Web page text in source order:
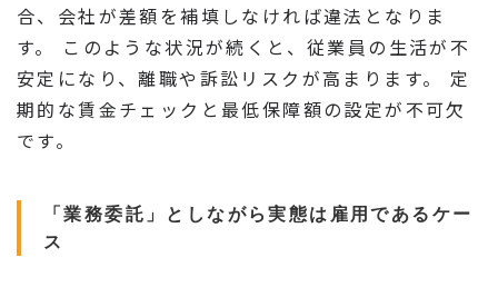
合、会社が差額を補填しなければ違法となりま
す。 このような状況が続くと、従業員の生活が不
安定になり、離職や訴訟リスクが高まります。 定
期的な賃金チェックと最低保障額の設定が不可欠
です。
「業務委託」としながら実態は雇用であるケー
ス